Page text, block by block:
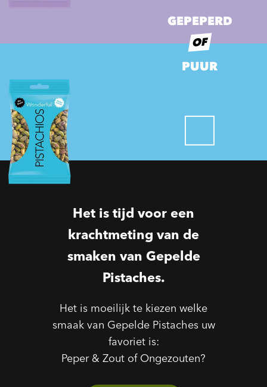
GEPEPERD
OF
PUUR
Het is tijd voor een
krachtmeting van de
smaken van Gepelde
Pistaches.
Het is moeilijk te kiezen welke
smaak van Gepelde Pistaches uw
favoriet is:
Peper & Zout of Ongezouten?